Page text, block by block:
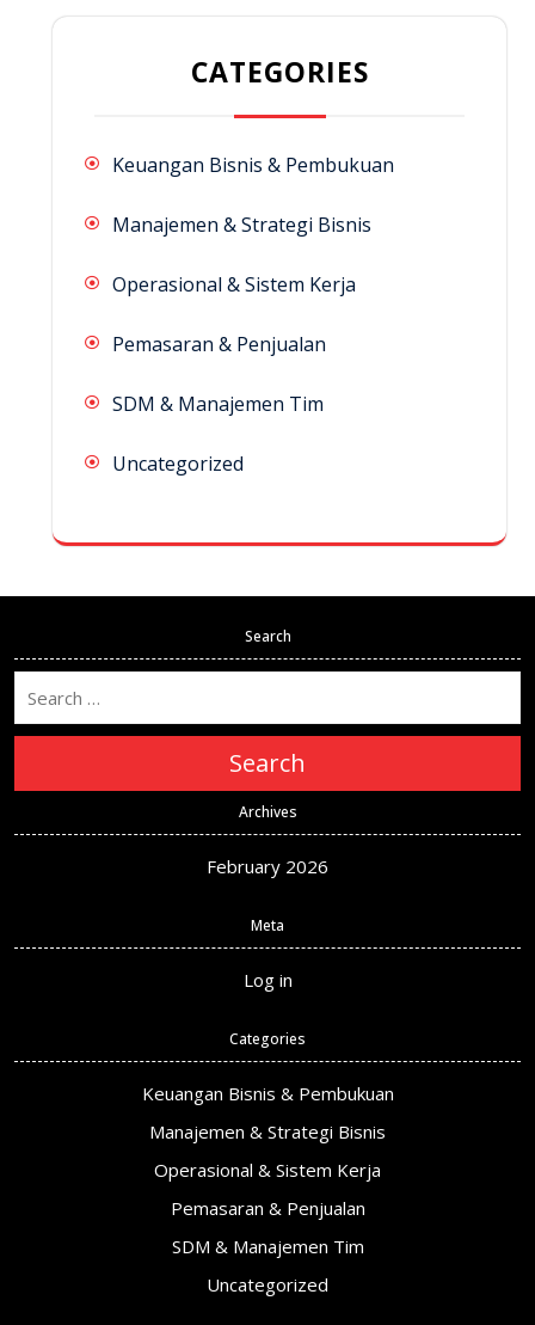
CATEGORIES
Keuangan Bisnis & Pembukuan
Manajemen & Strategi Bisnis
Operasional & Sistem Kerja
Pemasaran & Penjualan
SDM & Manajemen Tim
Uncategorized
Search
Search
Archives
February 2026
Meta
Log in
Categories
Keuangan Bisnis & Pembukuan
Manajemen & Strategi Bisnis
Operasional & Sistem Kerja
Pemasaran & Penjualan
SDM & Manajemen Tim
Uncategorized